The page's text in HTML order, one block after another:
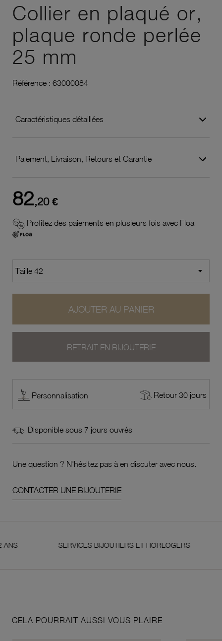
Collier en plaqué or,
plaque ronde perlée
25 mm
Référence : 63000084
Caractéristiques détaillées
Paiement, Livraison, Retours et Garantie
82,20 €
Profitez des paiements en plusieurs fois avec Floa
AJOUTER AU PANIER
RETRAIT EN BIJOUTERIE
Personnalisation Retour 30 jours
Disponible sous 7 jours ouvrés
Une question ? N'hésitez pas à en discuter avec nous.
CONTACTER UNE BIJOUTERIE
SERVICES BIJOUTIERS ET HORLOGERS
CELA POURRAIT AUSSI VOUS PLAIRE